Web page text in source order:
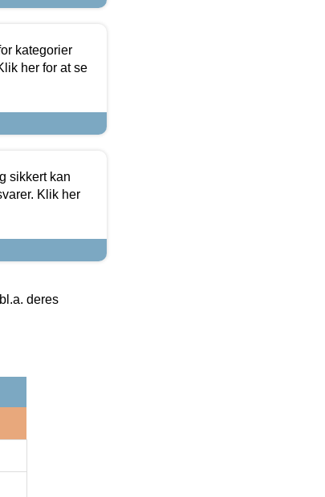
kategorier
her for at se
sikkert kan
Klik her
deres